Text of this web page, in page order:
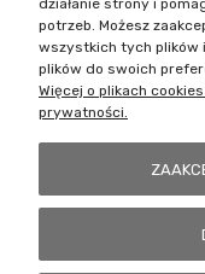
działanie strony i
potrzeb. Możesz
wszystkich tych plików
plików do swoich
Więcej o plikach
prywatności.